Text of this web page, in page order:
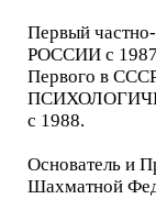
Первый
РОССИИ с 1987
Первого в
с 1988.
Основатель и
Шахматной